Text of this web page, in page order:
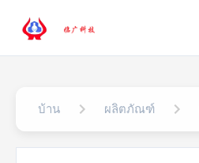
บ้าน ผลิตภัณฑ์